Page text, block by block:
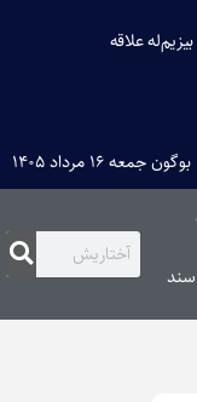
بیزیم‌له علاقه
بوگون جمعه ۱۶ مرداد ۱۴۰۵
سند